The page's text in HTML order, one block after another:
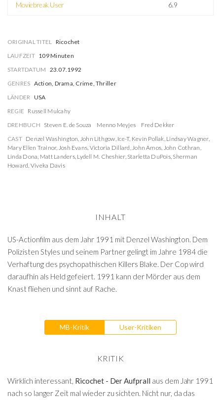
Moviebreak User 6.9
ORIGINAL TITEL Ricochet
LAUFZEIT 109 Minuten
STARTDATUM 23.07.1992
GENRES Action, Drama, Crime, Thriller
LÄNDER USA
REGIE Russell Mulcahy
DREHBUCH Steven E. de Souza Menno Meyjes
Fred Dekker
CAST Denzel Washington, John Lithgow, Ice-T, Kevin Pollak, Lindsay Wagner,
Mary Ellen Trainor, Josh Evans, Victoria Dillard,John Amos, John Cothran,
Linda Dona, Matt Landers, Lydell M. Cheshier, Starletta DuPois, Sherman
Howard, Viveka Davis
INHALT
US-Actionfilm aus dem Jahr 1991 mit Denzel Washington. Dem
Polizisten Styles und seinem Partner gelingt im Jahre 1984 die
Verhaftung des psychopathischen Killers Blake. Der Cop wird
daraufhin als Held gefeiert. 1991 kann der Mörder aus dem
Knast fliehen und sinnt auf Rache.
MB-Kritik User-Kritiken
KRITIK
Wirklich interessant, Ricochet - Der Aufprall aus dem Jahr 1991
nach so langer Zeit mal wieder zu sichten. Nicht nur, da das